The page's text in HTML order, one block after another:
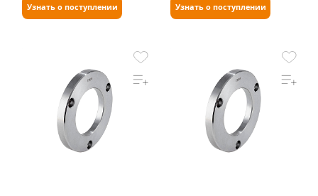
Узнать о поступлении Узнать о поступлении